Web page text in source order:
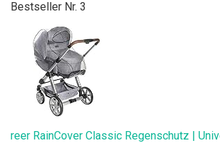
Bestseller Nr. 3
reer RainCover Classic Regenschutz |